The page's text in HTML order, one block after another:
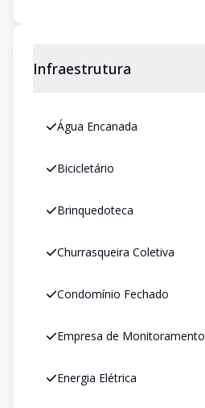
Infraestrutura
Água Encanada
Bicicletário
Brinquedoteca
Churrasqueira Coletiva
Condomínio Fechado
Empresa de Monitoramento
Energia Elétrica